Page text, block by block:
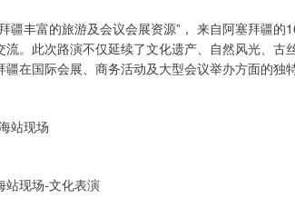
疆丰富的旅游及会议会展资源”， 来自阿塞拜疆
。此次路演不仅延续了文化遗产、自然风光、古
在国际会展、商务活动及大型会议举办方面的独
站现场
站现场-文化表演